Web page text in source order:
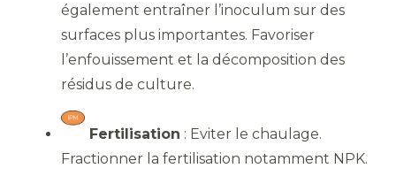
également entraîner l’inoculum sur des
surfaces plus importantes. Favoriser
l’enfouissement et la décomposition des
résidus de culture.
Fertilisation : Eviter le chaulage.
Fractionner la fertilisation notamment NPK.